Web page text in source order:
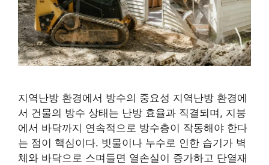
지역난방 환경에서 방수의 중요성 지역난방 환경에
서 건물의 방수 상태는 난방 효율과 직결되며, 지붕
에서 바닥까지 연속적으로 방수층이 작동해야 한다
는 점이 핵심이다. 빗물이나 누수로 인한 습기가 벽
체와 바닥으로 스며들면 열손실이 증가하고 단열재